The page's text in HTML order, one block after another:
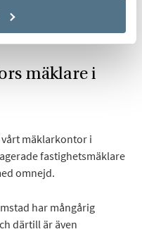
mäklare i
vårt mäklarkontor i
fastighetsmäklare
omnejd.
har mångårig
därtill är även